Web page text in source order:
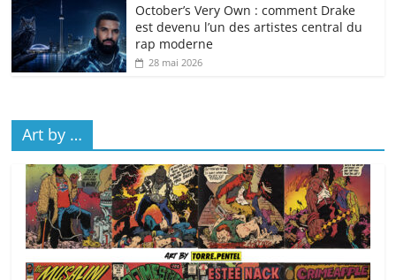
October’s Very Own : comment Drake
est devenu l’un des artistes central du
rap moderne
28 mai 2026
Art by …